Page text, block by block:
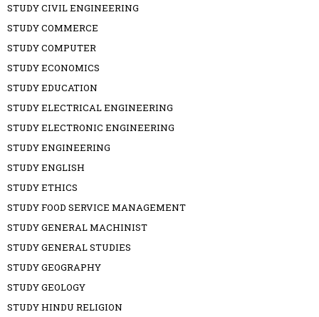
STUDY CIVIL ENGINEERING
STUDY COMMERCE
STUDY COMPUTER
STUDY ECONOMICS
STUDY EDUCATION
STUDY ELECTRICAL ENGINEERING
STUDY ELECTRONIC ENGINEERING
STUDY ENGINEERING
STUDY ENGLISH
STUDY ETHICS
STUDY FOOD SERVICE MANAGEMENT
STUDY GENERAL MACHINIST
STUDY GENERAL STUDIES
STUDY GEOGRAPHY
STUDY GEOLOGY
STUDY HINDU RELIGION